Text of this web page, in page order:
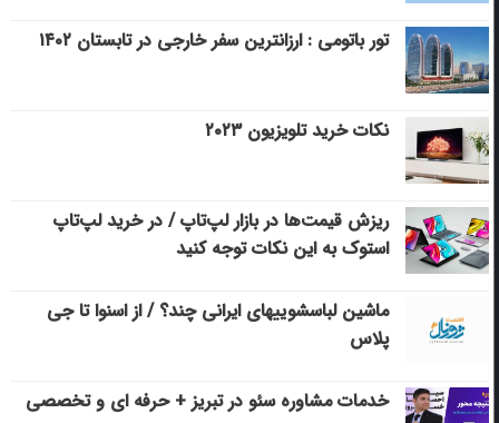
تور باتومی : ارزانترین سفر خارجی در تابستان ۱۴۰۲
نکات خرید تلویزیون ۲۰۲۳
ریزش قیمت‌ها در بازار لپ‌تاپ / در خرید لپ‌تاپ
استوک به این نکات توجه کنید
ماشین لباسشویی‎های ایرانی چند؟ / از اسنوا تا جی
پلاس
خدمات مشاوره سئو در تبریز + حرفه ای و تخصصی